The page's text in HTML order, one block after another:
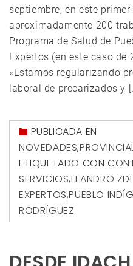
septiembre, en este
aproximadamente 200
Programa de Salud de
Expertos (en este caso de
«Estamos regularizando
laboral de precarizados y
PUBLICADA EN
NOVEDADES,
ETIQUETADO CON
SERVICIOS,LEANDRO
EXPERTOS,PUEBLO
RODRÍGUEZ